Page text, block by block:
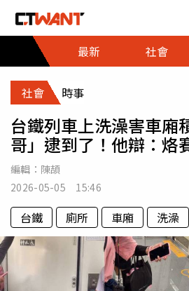
最新
社會
社會 時事
台鐵列車上洗澡害車
哥」逮到了！他辯：烙
編輯： 陳頡
2026-05-05 15:46
台鐵 廁所 車廂 洗澡